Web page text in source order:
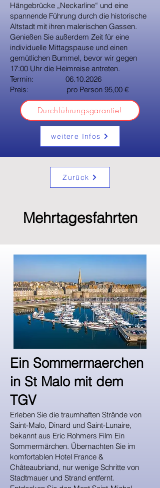
Hängebrücke „Neckarline“ und eine
spannende Führung durch die historische
Altstadt mit ihren malerischen Gassen.
Genießen Sie außerdem Zeit für eine
individuelle Mittagspause und einen
gemütlichen Bummel, bevor wir gegen
17:00 Uhr die Heimreise antreten.
Termin: 06.10.2026
Preis: pro Person 95,00 €
Durchführungsgarantie!
weitere Infos
Zurück
Mehrtagesfahrten
Ein Sommermaerchen
in St Malo mit dem
TGV
Erleben Sie die traumhaften Strände von
Saint-Malo, Dinard und Saint-Lunaire,
bekannt aus Eric Rohmers Film Ein
Sommermärchen. Übernachten Sie im
komfortablen Hotel France &
Châteaubriand, nur wenige Schritte von
Stadtmauer und Strand entfernt.